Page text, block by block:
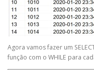
Agora vamos fazer um
função com o WHILE para